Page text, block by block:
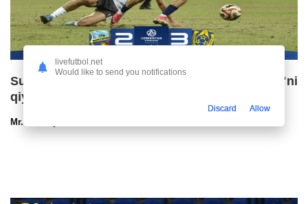
Superliga. OKMK safarda "Bunyodkor"ni
qiyinchilik bilan mag'lub etdi
Mr.NoBoDy
livefutbol.net
Would like to send you notifications
Discard Allow